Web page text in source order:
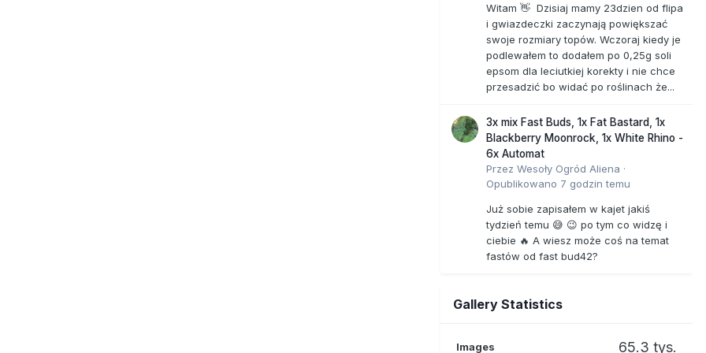
Witam 👋 Dzisiaj mamy 23dzien od flipa
i gwiazdeczki zaczynają powiększać
swoje rozmiary topów. Wczoraj kiedy je
podlewałem to dodałem po 0,25g soli
epsom dla leciutkiej korekty i nie chce
przesadzić bo widać po roślinach że...
3x mix Fast Buds, 1x Fat Bastard, 1x
Blackberry Moonrock, 1x White Rhino -
6x Automat
Przez Wesoły Ogród Aliena ·
Opublikowano 7 godzin temu
Już sobie zapisałem w kajet jakiś
tydzień temu 😅 😉 po tym co widzę i
ciebie 🔥 A wiesz może coś na temat
fastów od fast bud42?
Gallery Statistics
Images 65.3 tys.